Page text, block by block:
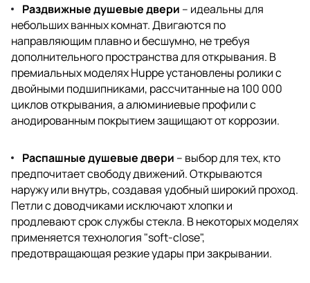
Раздвижные душевые двери – идеальны для
небольших ванных комнат. Двигаются по
направляющим плавно и бесшумно, не требуя
дополнительного пространства для открывания. В
премиальных моделях Huppe установлены ролики с
двойными подшипниками, рассчитанные на 100 000
циклов открывания, а алюминиевые профили с
анодированным покрытием защищают от коррозии.
Распашные душевые двери – выбор для тех, кто
предпочитает свободу движений. Открываются
наружу или внутрь, создавая удобный широкий проход.
Петли с доводчиками исключают хлопки и
продлевают срок службы стекла. В некоторых моделях
применяется технология "soft-close",
предотвращающая резкие удары при закрывании.